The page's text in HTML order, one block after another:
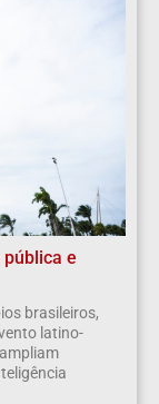
pública e
brasileiros,
latino-